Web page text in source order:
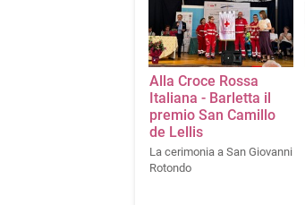
Alla Croce Rossa
Italiana - Barletta il
premio San Camillo
de Lellis
La cerimonia a San Giovanni
Rotondo